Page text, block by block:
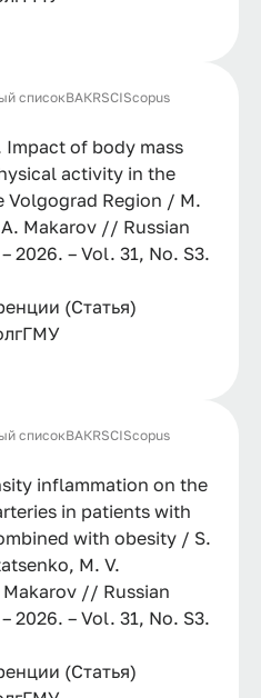
списокВАКRSCIScopus
Impact of body mass
activity in the
Region / M.
Makarov // Russian
2026. – Vol. 31, No. S3.
(Статья)
списокВАКRSCIScopus
inflammation on the
in patients with
with obesity / S.
M. V.
// Russian
2026. – Vol. 31, No. S3.
(Статья)